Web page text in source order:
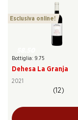
Esclusiva online!
Bottiglia: 9.75
Dehesa La Granja
2021
(12)